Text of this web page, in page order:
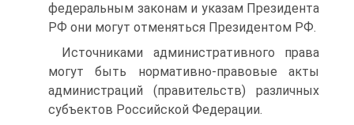
федеральным законам и указам Президента
РФ они могут отменяться Президентом РФ.
Источниками административного права
могут быть нормативно-правовые акты
администраций (правительств) различных
субъектов Российской Федерации.